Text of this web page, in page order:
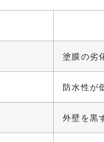
塗膜の劣
防水性が
外壁を黒